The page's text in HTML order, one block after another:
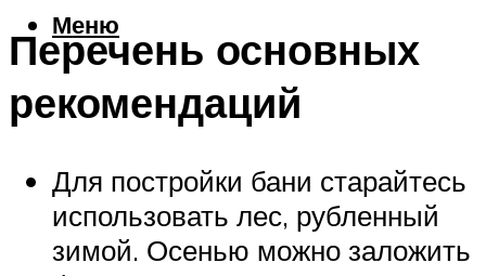
Меню
Перечень основных
рекомендаций
Для постройки бани старайтесь
использовать лес, рубленный
зимой. Осенью можно заложить